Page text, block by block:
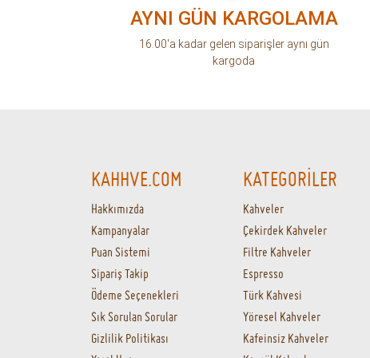
AYNI GÜN KARGOLAMA
16.00'a kadar gelen siparişler aynı gün
kargoda
KAHHVE.COM
Hakkımızda
Kampanyalar
Puan Sistemi
Sipariş Takip
Ödeme Seçenekleri
Sık Sorulan Sorular
Gizlilik Politikası
KATEGORİLER
Kahveler
Çekirdek Kahveler
Filtre Kahveler
Espresso
Türk Kahvesi
Yöresel Kahveler
Kafeinsiz Kahveler